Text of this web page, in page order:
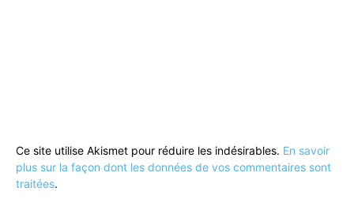
Ce site utilise Akismet pour réduire les indésirables. En savoir
plus sur la façon dont les données de vos commentaires sont
traitées.